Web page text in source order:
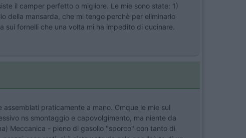
il camper perfetto o migliore. Le mie sono state: 1)
della mansarda, che mi tengo perchè per eliminarlo
fornelli che una volta mi ha impedito di cucinare.
praticamente a mano. Cmque le mie sul
ns smontaggio e capovolgimento, ma niente da
Meccanica - pieno di gasolio "sporco" con tanto di